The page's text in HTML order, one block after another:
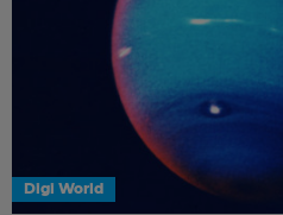
Digi World